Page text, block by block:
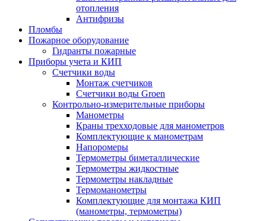
отопления
Антифризы
Пломбы
Пожарное оборудование
Гидранты пожарные
Приборы учета и КИП
Счетчики воды
Монтаж счетчиков
Счетчики воды Groen
Контрольно-измерительные приборы
Манометры
Краны трехходовые для манометров
Комплектующие к манометрам
Напоромеры
Термометры биметаллические
Термометры жидкостные
Термометры накладные
Термоманометры
Комплектующие для монтажа КИП
(манометры, термометры)